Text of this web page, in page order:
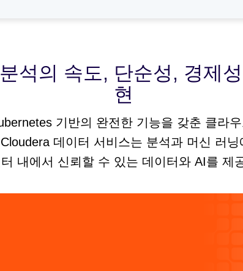
석의 속도, 단순성, 경제
현
기반의 완전한 기능을 갖춘 클라
데이터 서비스는 분석과 머신 러
내에서 신뢰할 수 있는 데이터와 AI를 제